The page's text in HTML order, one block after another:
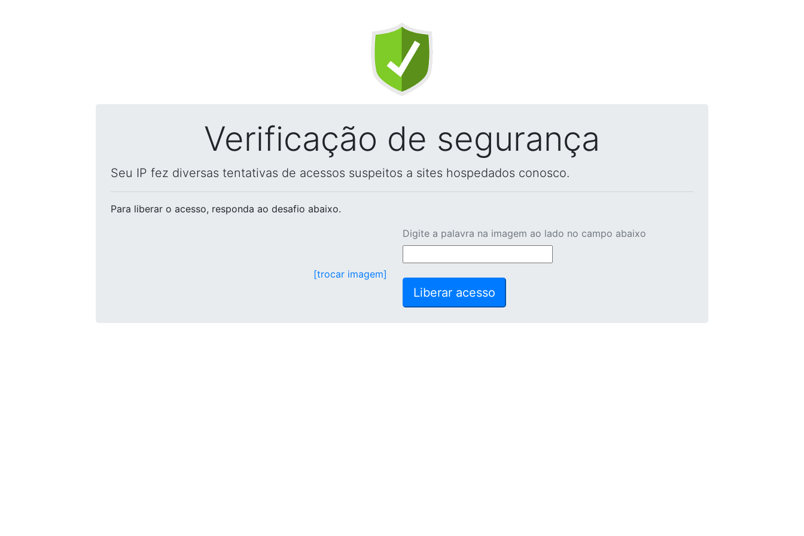
Verificação de segurança
Seu IP fez diversas tentativas de acessos suspeitos a sites hospedados conosco.
Para liberar o acesso, responda ao desafio abaixo.
[trocar imagem]
Digite a palavra na imagem ao lado no campo abaixo